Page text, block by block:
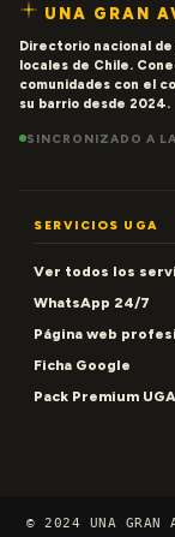
UNA GRAN
Directorio nacional
locales de Chile.
comunidades con el
su barrio desde 2024.
SINCRONIZADO A
SERVICIOS UGA
Ver todos los
WhatsApp 24/7
Página web
Ficha Google
Pack Premium UGA
© 2024 UNA GRAN